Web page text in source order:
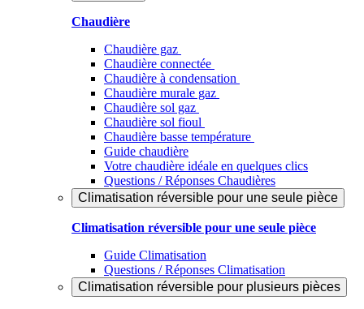
Chaudière
Chaudière gaz
Chaudière connectée
Chaudière à condensation
Chaudière murale gaz
Chaudière sol gaz
Chaudière sol fioul
Chaudière basse température
Guide chaudière
Votre chaudière idéale en quelques clics
Questions / Réponses Chaudières
Climatisation réversible pour une seule pièce
Climatisation réversible pour une seule pièce
Guide Climatisation
Questions / Réponses Climatisation
Climatisation réversible pour plusieurs pièces